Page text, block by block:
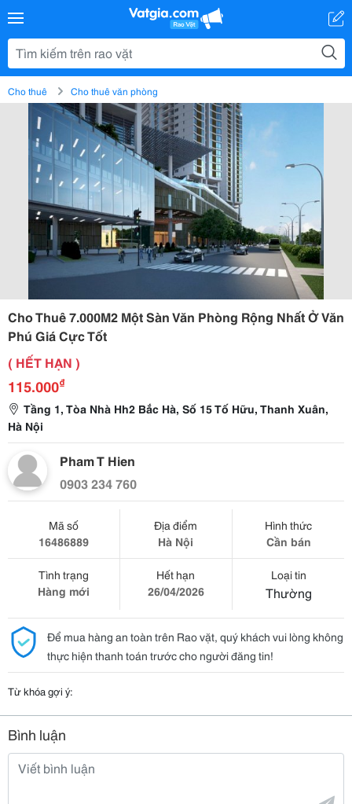
Cho thuê Cho thuê văn phòng
Cho Thuê 7.000M2 Một Sàn Văn Phòng Rộng Nhất Ở Văn
Phú Giá Cực Tốt
( HẾT HẠN )
115.000₫
Tầng 1, Tòa Nhà Hh2 Bắc Hà, Số 15 Tố Hữu, Thanh Xuân,
Hà Nội
Pham T Hien
0903 234 760
Mã số
16486889
Địa điểm
Hà Nội
Hình thức
Cần bán
Tình trạng
Hàng mới
Hết hạn
26/04/2026
Loại tin
Thường
Để mua hàng an toàn trên Rao vặt, quý khách vui lòng không
thực hiện thanh toán trước cho người đăng tin!
Từ khóa gợi ý:
Bình luận